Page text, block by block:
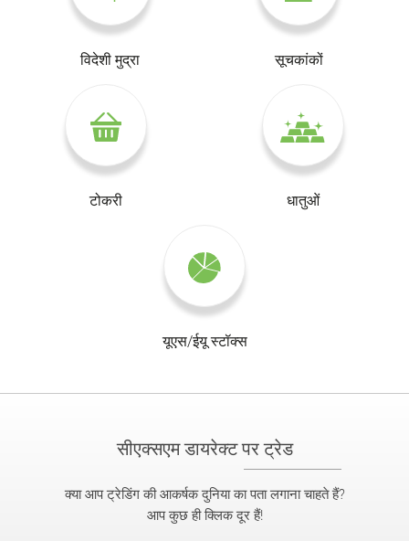
विदेशी मुद्रा सूचकांकों
टोकरी धातुओं
यूएस/ईयू स्टॉक्स
सीएक्सएम डायरेक्ट पर ट्रेड
क्या आप ट्रेडिंग की आकर्षक दुनिया का पता लगाना चाहते हैं?
आप कुछ ही क्लिक दूर हैं!